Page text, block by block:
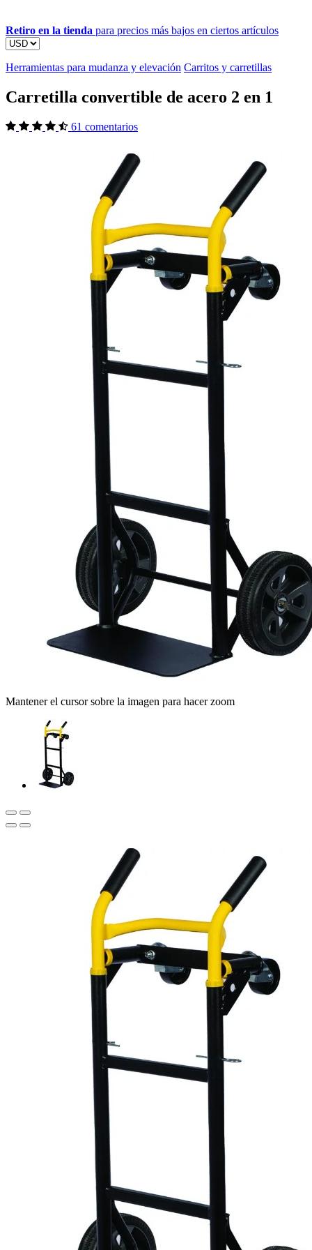
Retiro en la tienda para precios más bajos en ciertos artículos
Herramientas para mudanza y elevación Carritos y carretillas
Carretilla convertible de acero 2 en 1
61 comentarios
Mantener el cursor sobre la imagen para hacer zoom